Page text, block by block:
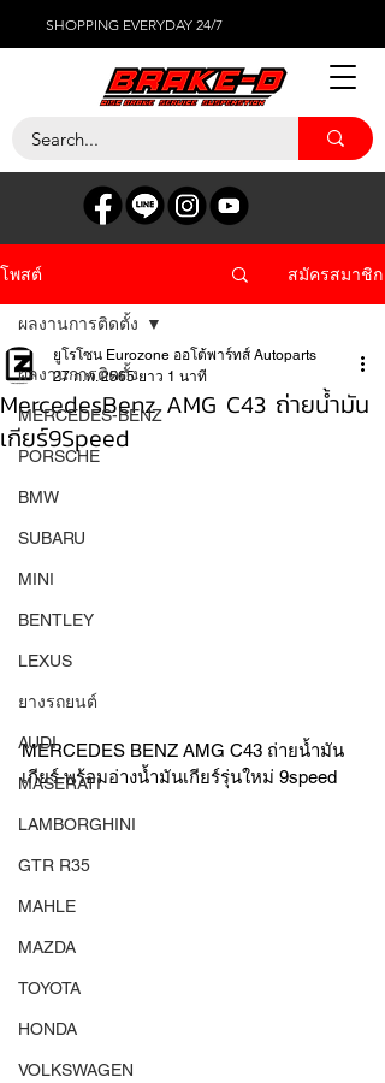
SHOPPING EVERYDAY 24/7
โพสต์ สมัครสมาชิก
ผลงานการติดตั้ง
MERCEDES-BENZ
PORSCHE
BMW
SUBARU
MINI
BENTLEY
LEXUS
ยางรถยนต์
AUDI
MASERATI
LAMBORGHINI
GTR R35
MAHLE
MAZDA
TOYOTA
HONDA
VOLKSWAGEN
ผลงานการติดตั้ง
MercedesBenz AMG C43 ถ่ายน้ำมัน
เกียร์9Speed
ยูโรโซน Eurozone ออโต้พาร์ทส์ Autoparts
27 ก.พ. 2565 ยาว 1 นาที
MERCEDES BENZ AMG C43 ถ่ายน้ำมัน
เกียร์ พร้อมอ่างน้ำมันเกียร์รุ่นใหม่ 9speed